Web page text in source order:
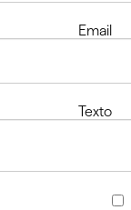
Email
Texto